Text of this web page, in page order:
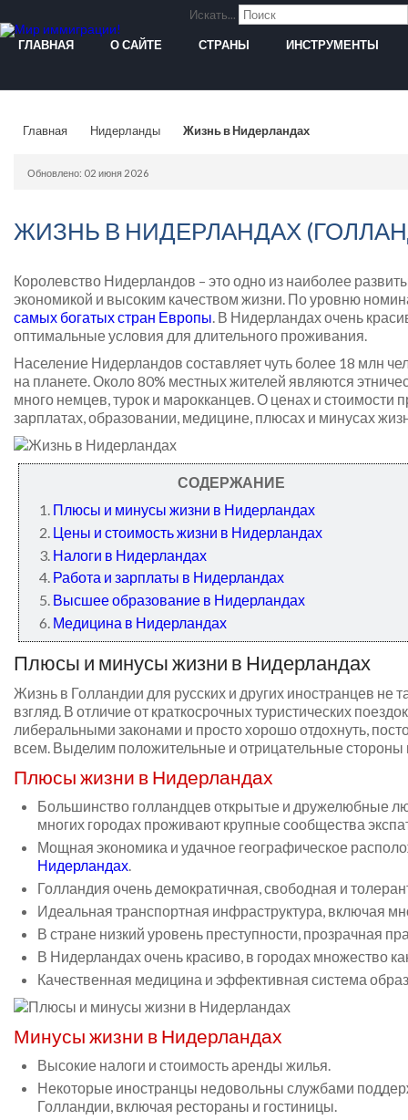
Искать...
ГЛАВНАЯ О САЙТЕ СТРАНЫ ИНСТРУМЕНТЫ
Главная Нидерланды Жизнь в Нидерландах
Обновлено: 02 июня 2026
ЖИЗНЬ В НИДЕРЛАНДАХ
Королевство Нидерландов – это одно из наиболее
экономикой и высоким качеством жизни. По уровню
самых богатых стран Европы. В Нидерландах очень
оптимальные условия для длительного проживания.
Население Нидерландов составляет чуть более 18 млн
на планете. Около 80% местных жителей являются
много немцев, турок и марокканцев. О ценах и стоимости
зарплатах, образовании, медицине, плюсах и минусах
СОДЕРЖАНИЕ
Плюсы и минусы жизни в Нидерландах
Цены и стоимость жизни в Нидерландах
Налоги в Нидерландах
Работа и зарплаты в Нидерландах
Высшее образование в Нидерландах
Медицина в Нидерландах
Плюсы и минусы жизни в Нидерландах
Жизнь в Голландии для русских и других иностранцев не
взгляд. В отличие от краткосрочных туристических
либеральными законами и просто хорошо отдохнуть,
всем. Выделим положительные и отрицательные стороны
Плюсы жизни в Нидерландах
Большинство голландцев открытые и дружелюбные
многих городах проживают крупные сообщества
Мощная экономика и удачное географическое
Нидерландах.
Голландия очень демократичная, свободная и
Идеальная транспортная инфраструктура, включая
В стране низкий уровень преступности, прозрачная
В Нидерландах очень красиво, в городах множество
Качественная медицина и эффективная система
Минусы жизни в Нидерландах
Высокие налоги и стоимость аренды жилья.
Некоторые иностранцы недовольны службами
Голландии, включая рестораны и гостиницы.